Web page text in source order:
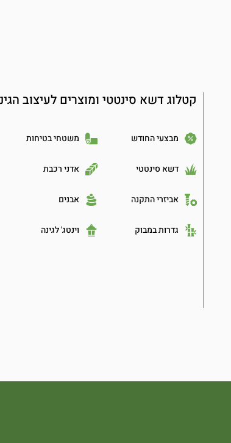
קטלוג דשא סינטטי ומוצרים לעיצוב
מבצעי החודש משטחי בטיחות
דשא סינטטי אדני רכבת
אביזרי התקנה אבנים
גדרות במבוק וינטג' לגינה